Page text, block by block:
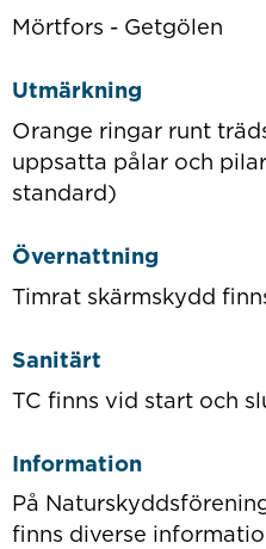
Mörtfors - Getgölen
Utmärkning
Orange ringar runt
uppsatta pålar och
standard)
Övernattning
Timrat skärmskydd
Sanitärt
TC finns vid start och
Information
På
finns diverse